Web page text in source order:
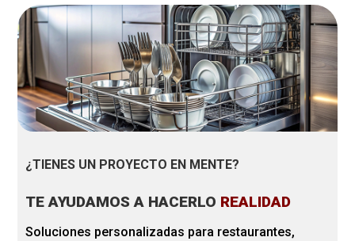
¿TIENES UN PROYECTO EN MENTE?
TE AYUDAMOS A HACERLO REALIDAD
Soluciones personalizadas para restaurantes,